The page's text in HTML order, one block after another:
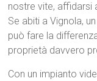
nostre vite,
Se abiti a Vignola,
può fare la
proprietà davvero
Con un impianto